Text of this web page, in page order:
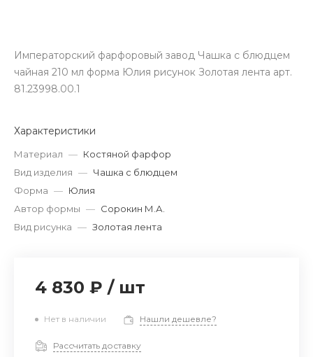
Императорский фарфоровый завод Чашка с блюдцем
чайная 210 мл форма Юлия рисунок Золотая лента арт.
81.23998.00.1
Характеристики
Материал — Костяной фарфор
Вид изделия — Чашка с блюдцем
Форма — Юлия
Автор формы — Сорокин М.А.
Вид рисунка — Золотая лента
4 830 ₽ / шт
Нет в наличии Нашли дешевле?
Рассчитать доставку